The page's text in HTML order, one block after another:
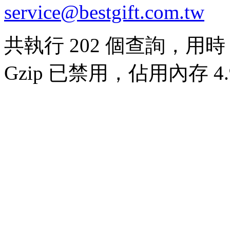
service@bestgift.com.tw
共執行 202 個查詢，用
Gzip 已禁用，佔用內存